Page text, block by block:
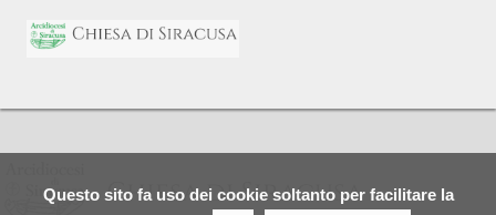
Questo sito fa uso dei cookie soltanto per facilitare la